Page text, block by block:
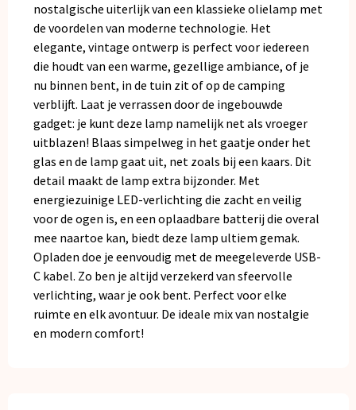
nostalgische uiterlijk van een klassieke olielamp met
de voordelen van moderne technologie. Het
elegante, vintage ontwerp is perfect voor iedereen
die houdt van een warme, gezellige ambiance, of je
nu binnen bent, in de tuin zit of op de camping
verblijft. Laat je verrassen door de ingebouwde
gadget: je kunt deze lamp namelijk net als vroeger
uitblazen! Blaas simpelweg in het gaatje onder het
glas en de lamp gaat uit, net zoals bij een kaars. Dit
detail maakt de lamp extra bijzonder. Met
energiezuinige LED-verlichting die zacht en veilig
voor de ogen is, en een oplaadbare batterij die overal
mee naartoe kan, biedt deze lamp ultiem gemak.
Opladen doe je eenvoudig met de meegeleverde USB-
C kabel. Zo ben je altijd verzekerd van sfeervolle
verlichting, waar je ook bent. Perfect voor elke
ruimte en elk avontuur. De ideale mix van nostalgie
en modern comfort!